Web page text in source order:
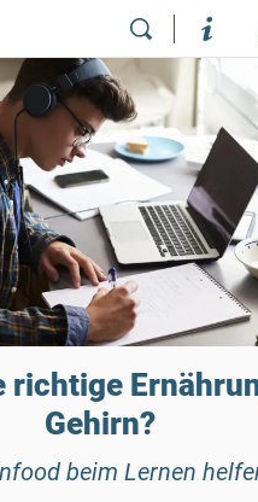
richtige
Gehirn?
beim Lernen